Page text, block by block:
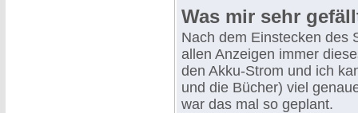
Was mir sehr
Nach dem Einstecken des
allen Anzeigen immer
den Akku-Strom und ich
und die Bücher) viel
war das mal so geplant.